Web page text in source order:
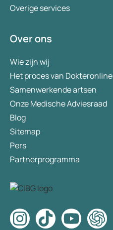
Overige services
Over ons
Wie zijn wij
Het proces van Dokteronline
Samenwerkende artsen
Onze Medische Adviesraad
Blog
Sitemap
Pers
Partnerprogramma